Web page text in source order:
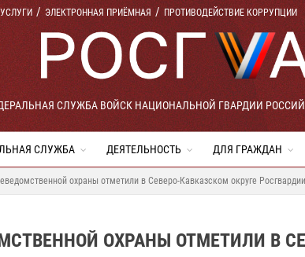
ЭЛЕКТРОННАЯ ПРИЁМНАЯ ПРОТИВОДЕЙСТВИЕ КОРРУПЦИИ
СЛУЖБА ВОЙСК НАЦИОНАЛЬНОЙ ГВАРДИИ
СЛУЖБА ДЕЯТЕЛЬНОСТЬ ДЛЯ ГРАЖДАН
охраны отметили в Северо-Кавказском округе Росгвардии
ОХРАНЫ ОТМЕТИЛИ В